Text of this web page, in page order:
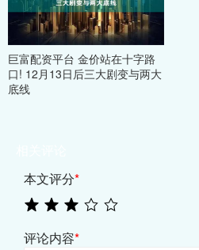
巨富配资平台 金价站在十字路
口! 12月13日后三大剧变与两大
底线
本文评分*
评论内容*